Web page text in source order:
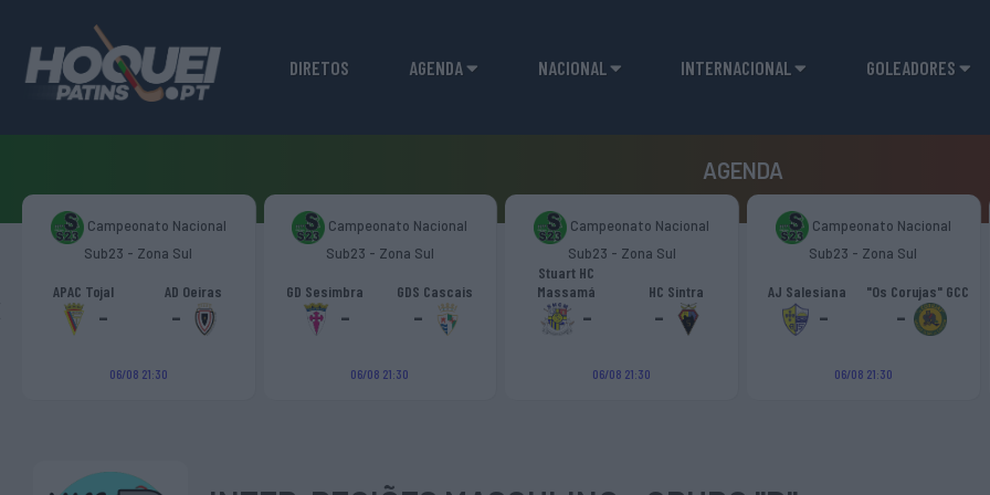
DIRETOS AGENDA NACIONAL INTERNACIONAL GOLEADORES
AGENDA
Campeonato Nacional
Sub23 - Zona Sul
APAC Tojal
-
AD Oeiras
-
06/08 21:30
Campeonato Nacional
Sub23 - Zona Sul
GD Sesimbra
-
GDS Cascais
-
06/08 21:30
Campeonato Nacional
Sub23 - Zona Sul
Stuart HC
Massamá
-
HC Sintra
-
06/08 21:30
Campeonato Nacional
Sub23 - Zona Sul
AJ Salesiana
-
"Os Corujas" GCC
-
06/08 21:30